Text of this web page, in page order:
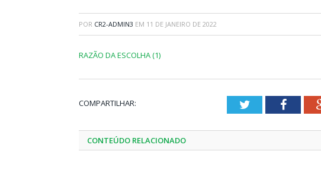
POR CR2-ADMIN3 EM 11 DE JANEIRO DE 2022
RAZÃO DA ESCOLHA (1)
COMPARTILHAR: Twitter
CONTEÚDO RELACIONADO